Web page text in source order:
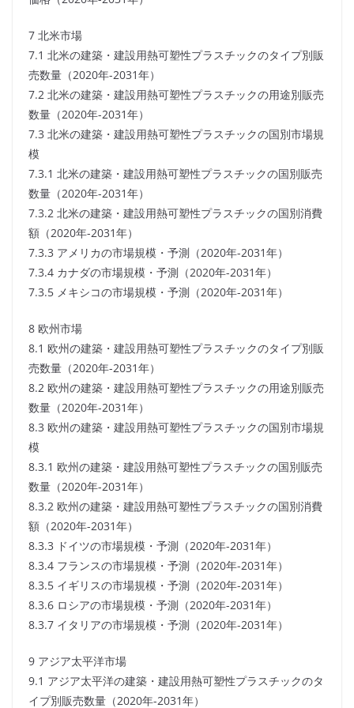
7 北米市場
7.1 北米の建築・建設用熱可塑性プラスチックのタイプ別販
売数量（2020年-2031年）
7.2 北米の建築・建設用熱可塑性プラスチックの用途別販売
数量（2020年-2031年）
7.3 北米の建築・建設用熱可塑性プラスチックの国別市場規
模
7.3.1 北米の建築・建設用熱可塑性プラスチックの国別販売
数量（2020年-2031年）
7.3.2 北米の建築・建設用熱可塑性プラスチックの国別消費
額（2020年-2031年）
7.3.3 アメリカの市場規模・予測（2020年-2031年）
7.3.4 カナダの市場規模・予測（2020年-2031年）
7.3.5 メキシコの市場規模・予測（2020年-2031年）
8 欧州市場
8.1 欧州の建築・建設用熱可塑性プラスチックのタイプ別販
売数量（2020年-2031年）
8.2 欧州の建築・建設用熱可塑性プラスチックの用途別販売
数量（2020年-2031年）
8.3 欧州の建築・建設用熱可塑性プラスチックの国別市場規
模
8.3.1 欧州の建築・建設用熱可塑性プラスチックの国別販売
数量（2020年-2031年）
8.3.2 欧州の建築・建設用熱可塑性プラスチックの国別消費
額（2020年-2031年）
8.3.3 ドイツの市場規模・予測（2020年-2031年）
8.3.4 フランスの市場規模・予測（2020年-2031年）
8.3.5 イギリスの市場規模・予測（2020年-2031年）
8.3.6 ロシアの市場規模・予測（2020年-2031年）
8.3.7 イタリアの市場規模・予測（2020年-2031年）
9 アジア太平洋市場
9.1 アジア太平洋の建築・建設用熱可塑性プラスチックのタ
イプ別販売数量（2020年-2031年）